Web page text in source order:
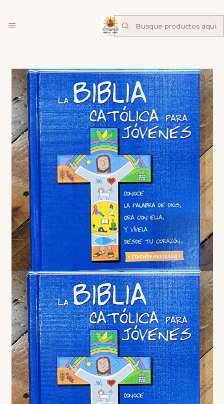
Catalogo
Biblia Católica para jóvenes - Tapa Dura